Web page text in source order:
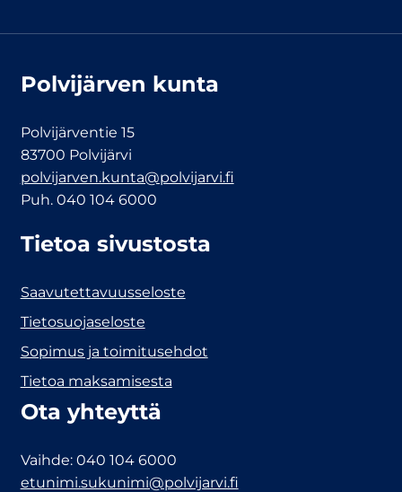
Polvijärven kunta
Polvijärventie 15
83700 Polvijärvi
polvijarven.kunta@polvijarvi.fi
Puh. 040 104 6000
Tietoa sivustosta
Saavutettavuusseloste
Tietosuojaseloste
Sopimus ja toimitusehdot
Tietoa maksamisesta
Ota yhteyttä
Vaihde: 040 104 6000
etunimi.sukunimi@polvijarvi.fi